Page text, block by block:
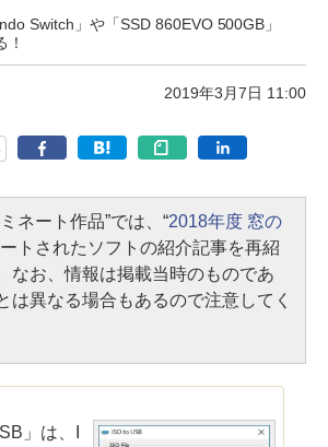
Switch」や「SSD 860EVO 500GB」
！
2019年3月7日 11:00
ネート作品”では、“2018年度 窓の
トされたソフトの紹介記事を再紹
なお、情報は掲載当時のものであ
は異なる場合もあるので注意してく
」は、I